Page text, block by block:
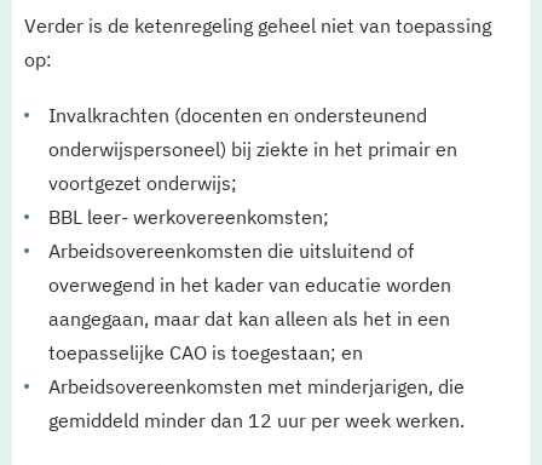
Verder is de ketenregeling geheel niet van toepassing
op:
Invalkrachten (docenten en ondersteunend
onderwijspersoneel) bij ziekte in het primair en
voortgezet onderwijs;
BBL leer- werkovereenkomsten;
Arbeidsovereenkomsten die uitsluitend of
overwegend in het kader van educatie worden
aangegaan, maar dat kan alleen als het in een
toepasselijke CAO is toegestaan; en
Arbeidsovereenkomsten met minderjarigen, die
gemiddeld minder dan 12 uur per week werken.